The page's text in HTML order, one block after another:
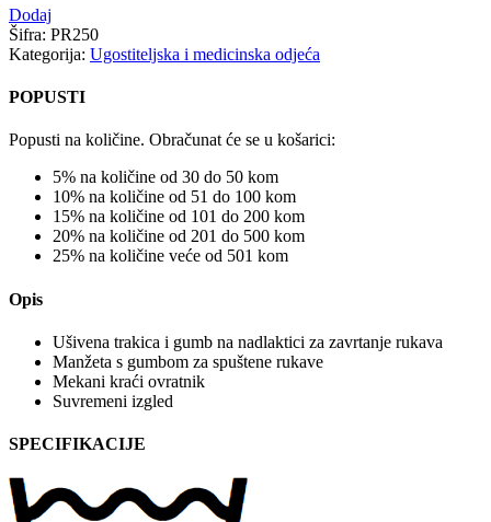
Dodaj
Šifra: PR250
Kategorija: Ugostiteljska i medicinska odjeća
POPUSTI
Popusti na količine. Obračunat će se u košarici:
5% na količine od 30 do 50 kom
10% na količine od 51 do 100 kom
15% na količine od 101 do 200 kom
20% na količine od 201 do 500 kom
25% na količine veće od 501 kom
Opis
Ušivena trakica i gumb na nadlaktici za zavrtanje rukava
Manžeta s gumbom za spuštene rukave
Mekani kraći ovratnik
Suvremeni izgled
SPECIFIKACIJE